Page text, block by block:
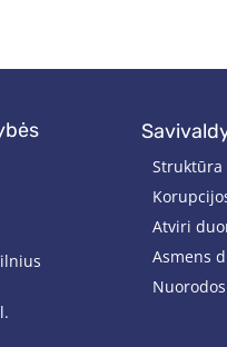
Struktūra
Atviri
Asmens
Nuorodos